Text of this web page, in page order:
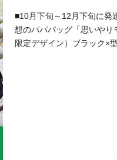
■10月下旬～12月下旬に発
想のパパバッグ「思いや
限定デザイン）ブラック×